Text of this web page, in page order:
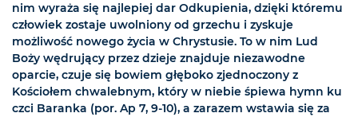
nim wyraża się najlepiej dar Odkupienia, dzięki któremu
człowiek zostaje uwolniony od grzechu i zyskuje
możliwość nowego życia w Chrystusie. To w nim Lud
Boży wędrujący przez dzieje znajduje niezawodne
oparcie, czuje się bowiem głęboko zjednoczony z
Kościołem chwalebnym, który w niebie śpiewa hymn ku
czci Baranka (por. Ap 7, 9-10), a zarazem wstawia się za